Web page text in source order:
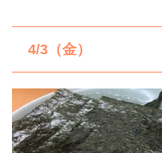
4/3（金）